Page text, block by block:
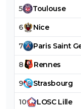
5 Toulouse
6 Nice
7 Paris Saint
8 Rennes
9 Strasbourg
10 LOSC Lille